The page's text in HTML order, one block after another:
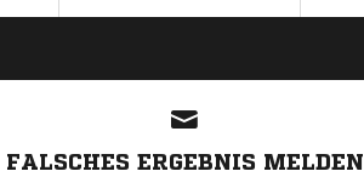
FALSCHES ERGEBNIS MELDEN